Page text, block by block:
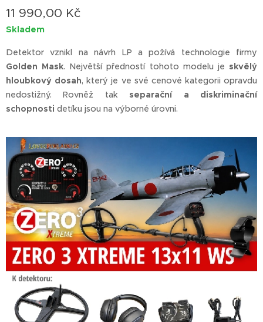
11 990,00 Kč
Skladem
Detektor vznikl na návrh LP a požívá technologie firmy
Golden Mask. Největší předností tohoto modelu je skvělý
hloubkový dosah, který je ve své cenové kategorii opravdu
nedostižný. Rovněž tak separační a diskriminační
schopnosti detíku jsou na výborné úrovni.